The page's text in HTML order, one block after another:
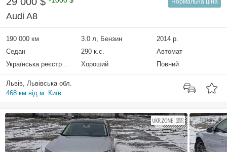
Нормальна ціна
Audi A8
190 000 км 3.0 л, Бензин
2014 р.
Седан
290 к.с.
Автомат
Українська реєстрація
Хороший Повний
Львів, Львівська обл.
468 км від м. Київ